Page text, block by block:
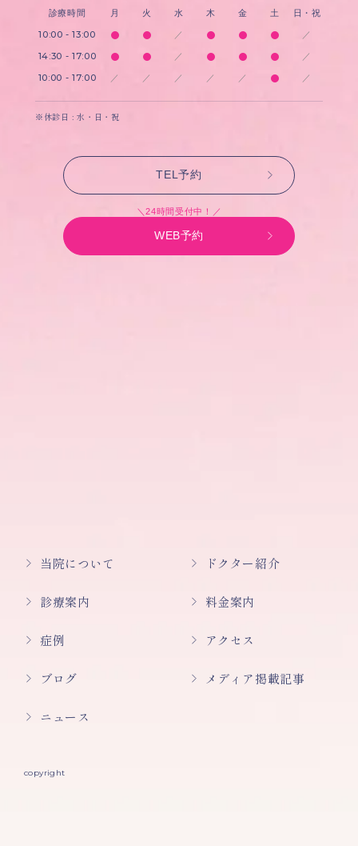
診療時間 月 火 水 木 金 土 日・祝
10:00 - 13:00 ／ ／
14:30 - 17:00 ／ ／
10:00 - 17:00 ／ ／ ／ ／ ／ ／
※休診日 : 水・日・祝
TEL予約
＼24時間受付中！／
WEB予約
当院について ドクター紹介
診療案内 料金案内
症例 アクセス
ブログ メディア掲載記事
ニュース
copyright